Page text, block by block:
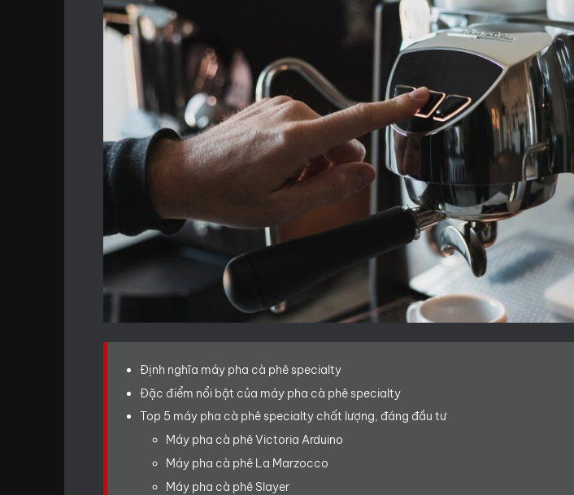
Định nghĩa máy pha cà phê specialty
Đặc điểm nổi bật của máy pha cà phê specialty
Top 5 máy pha cà phê specialty chất lượng, đáng đầu tư
Máy pha cà phê Victoria Arduino
Máy pha cà phê La Marzocco
Máy pha cà phê Slayer